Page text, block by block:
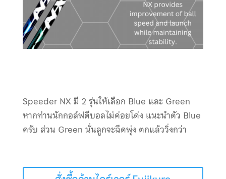
Speeder NX มี 2 รุ่นให้เลือก Blue และ Green
หากท่านนักกอล์ฟตีบอลไม่ค่อยโด่ง แนะนำตัว Blue
ครับ ส่วน Green นั่นลูกจะฉีดพุ่ง ตกแล้ววิ่งกว่า